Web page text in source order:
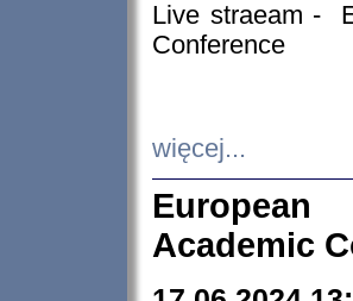
Live straeam -
Conference
więcej...
European
Academic